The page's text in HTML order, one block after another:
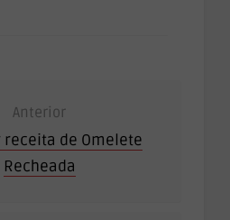
Anterior
receita de Omelete
Recheada